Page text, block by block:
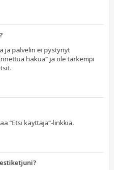
ja palvelin ei pystynyt
hakua” ja ole tarkempi
“Etsi käyttäjä”-linkkiä.